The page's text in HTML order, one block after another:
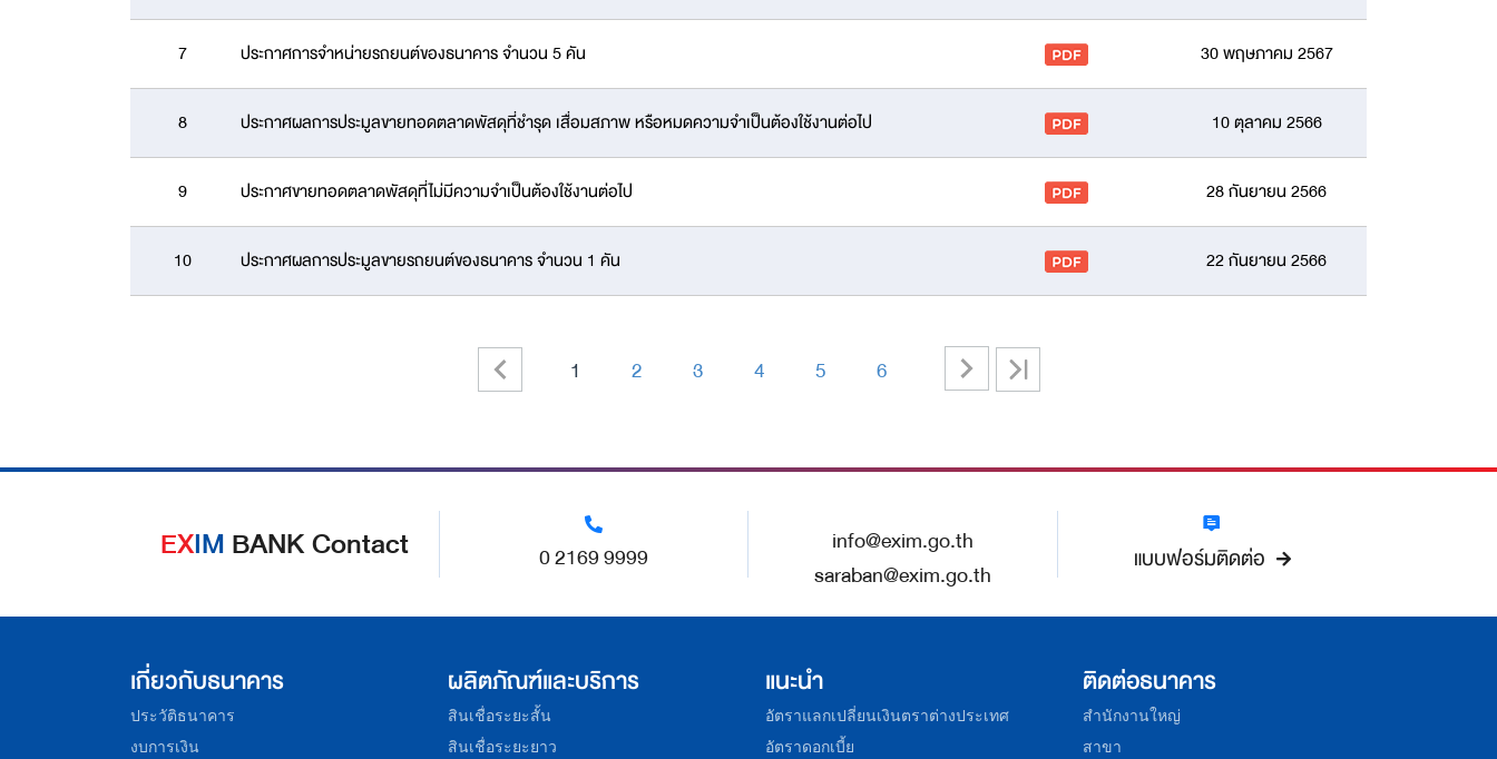
7 ประกาศการจำหน่ายรถยนต์ของธนาคาร จำนวน 5 คัน 30 พฤษภาคม 2567
8 ประกาศผลการประมูลขายทอดตลาดพัสดุที่ชำรุด เสื่อมสภาพ หรือหมดความจำเป็นต้องใช้งานต่อไป 10 ตุลาคม 2566
9 ประกาศขายทอดตลาดพัสดุที่ไม่มีความจำเป็นต้องใช้งานต่อไป 28 กันยายน 2566
10 ประกาศผลการประมูลขายรถยนต์ของธนาคาร จำนวน 1 คัน 22 กันยายน 2566
|< 1 2 3 4 5 6 >
EXIMBANK Contact 0 2169 9999
info@exim.go.th
saraban@exim.go.th
แบบฟอร์มติดต่อ
เกี่ยวกับธนาคาร
ประวัติธนาคาร
งบการเงิน
ผลิตภัณฑ์และบริการ
สินเชื่อระยะสั้น
สินเชื่อระยะยาว
แนะนำ
อัตราแลกเปลี่ยนเงินตราต่างประเทศ
อัตราดอกเบี้ย
ติดต่อธนาคาร
สำนักงานใหญ่
สาขา